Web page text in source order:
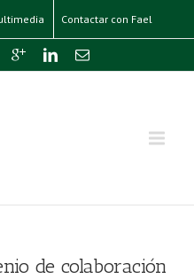
Contactar con Fael
de colaboración